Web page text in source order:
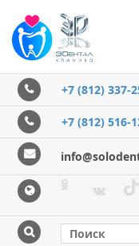
+7 (812) 337-
+7 (812) 516-